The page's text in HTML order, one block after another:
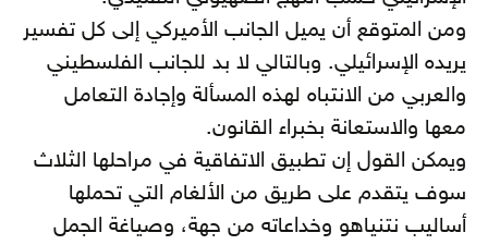
ومن المتوقع أن يميل الجانب الأميركي إلى كل تفسير
يريده الإسرائيلي. وبالتالي لا بد للجانب الفلسطيني
والعربي من الانتباه لهذه المسألة وإجادة التعامل
معها والاستعانة بخبراء القانون.
ويمكن القول إن تطبيق الاتفاقية في مراحلها الثلاث
سوف يتقدم على طريق من الألغام التي تحملها
أساليب نتنياهو وخداعاته من جهة، وصياغة الجمل